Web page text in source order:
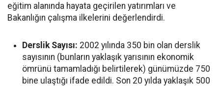
eğitim alanında hayata geçirilen yatırımları ve
Bakanlığın çalışma ilkelerini değerlendirdi.
Derslik Sayısı: 2002 yılında 350 bin olan derslik
sayısının (bunların yaklaşık yarısının ekonomik
ömrünü tamamladığı belirtilerek) günümüzde 750
bine ulaştığı ifade edildi. Son 20 yılda yaklaşık 500